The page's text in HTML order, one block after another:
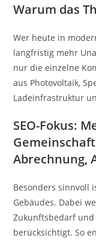
Warum das
Wer heute in
langfristig mehr
nur die einzelne
aus Photovoltaik,
Ladeinfrastruktur
SEO-Fokus:
Abrechnung,
Besonders sinnvoll
Gebäudes. Dabei
Zukunftsbedarf
berücksichtigt. So